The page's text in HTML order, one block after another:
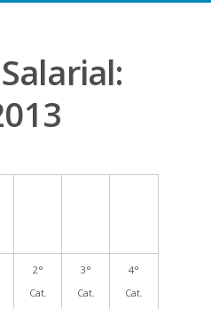
2°
Cat.
3°
Cat.
4°
Cat.